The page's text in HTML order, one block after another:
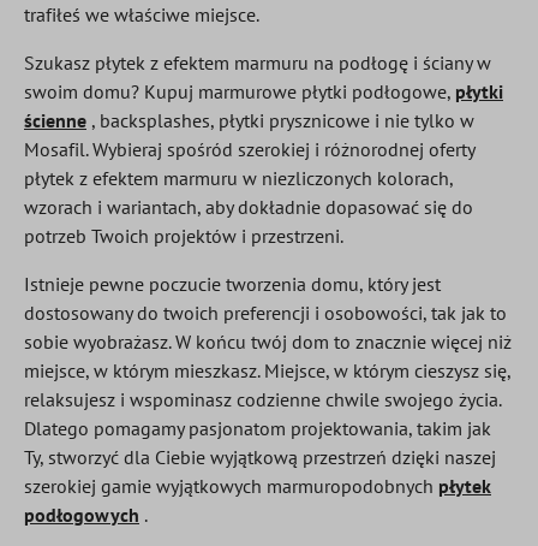
trafiłeś we właściwe miejsce.
Szukasz płytek z efektem marmuru na podłogę i ściany w
swoim domu? Kupuj marmurowe płytki podłogowe, płytki
ścienne , backsplashes, płytki prysznicowe i nie tylko w
Mosafil. Wybieraj spośród szerokiej i różnorodnej oferty
płytek z efektem marmuru w niezliczonych kolorach,
wzorach i wariantach, aby dokładnie dopasować się do
potrzeb Twoich projektów i przestrzeni.
Istnieje pewne poczucie tworzenia domu, który jest
dostosowany do twoich preferencji i osobowości, tak jak to
sobie wyobrażasz. W końcu twój dom to znacznie więcej niż
miejsce, w którym mieszkasz. Miejsce, w którym cieszysz się,
relaksujesz i wspominasz codzienne chwile swojego życia.
Dlatego pomagamy pasjonatom projektowania, takim jak
Ty, stworzyć dla Ciebie wyjątkową przestrzeń dzięki naszej
szerokiej gamie wyjątkowych marmuropodobnych płytek
podłogowych .